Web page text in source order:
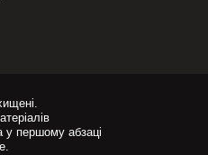
у першому абзаці